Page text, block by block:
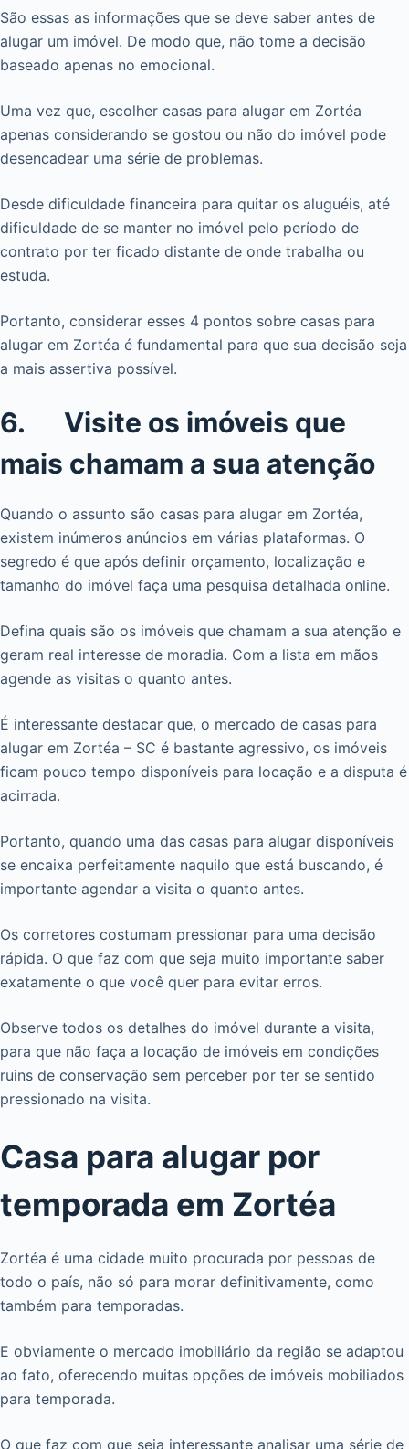
São essas as informações que se deve saber antes de
alugar um imóvel. De modo que, não tome a decisão
baseado apenas no emocional.
Uma vez que, escolher casas para alugar em Zortéa
apenas considerando se gostou ou não do imóvel pode
desencadear uma série de problemas.
Desde dificuldade financeira para quitar os aluguéis, até
dificuldade de se manter no imóvel pelo período de
contrato por ter ficado distante de onde trabalha ou
estuda.
Portanto, considerar esses 4 pontos sobre casas para
alugar em Zortéa é fundamental para que sua decisão seja
a mais assertiva possível.
6. Visite os imóveis que
mais chamam a sua atenção
Quando o assunto são casas para alugar em Zortéa,
existem inúmeros anúncios em várias plataformas. O
segredo é que após definir orçamento, localização e
tamanho do imóvel faça uma pesquisa detalhada online.
Defina quais são os imóveis que chamam a sua atenção e
geram real interesse de moradia. Com a lista em mãos
agende as visitas o quanto antes.
É interessante destacar que, o mercado de casas para
alugar em Zortéa – SC é bastante agressivo, os imóveis
ficam pouco tempo disponíveis para locação e a disputa é
acirrada.
Portanto, quando uma das casas para alugar disponíveis
se encaixa perfeitamente naquilo que está buscando, é
importante agendar a visita o quanto antes.
Os corretores costumam pressionar para uma decisão
rápida. O que faz com que seja muito importante saber
exatamente o que você quer para evitar erros.
Observe todos os detalhes do imóvel durante a visita,
para que não faça a locação de imóveis em condições
ruins de conservação sem perceber por ter se sentido
pressionado na visita.
Casa para alugar por
temporada em Zortéa
Zortéa é uma cidade muito procurada por pessoas de
todo o país, não só para morar definitivamente, como
também para temporadas.
E obviamente o mercado imobiliário da região se adaptou
ao fato, oferecendo muitas opções de imóveis mobiliados
para temporada.
O que faz com que seja interessante analisar uma série de